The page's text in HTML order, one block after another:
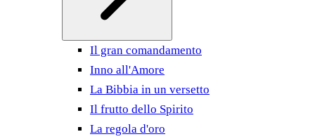
Il gran comandamento
Inno all'Amore
La Bibbia in un versetto
Il frutto dello Spirito
La regola d'oro